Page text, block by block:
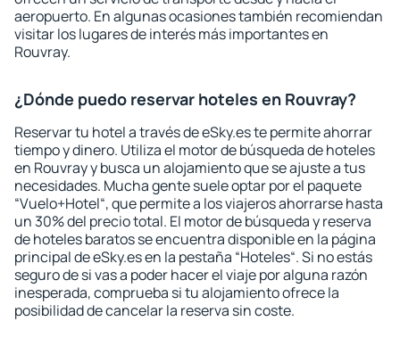
aeropuerto. En algunas ocasiones también recomiendan
visitar los lugares de interés más importantes en
Rouvray.
¿Dónde puedo reservar hoteles en Rouvray?
Reservar tu hotel a través de eSky.es te permite ahorrar
tiempo y dinero. Utiliza el motor de búsqueda de hoteles
en Rouvray y busca un alojamiento que se ajuste a tus
necesidades. Mucha gente suele optar por el paquete
“Vuelo+Hotel“, que permite a los viajeros ahorrarse hasta
un 30% del precio total. El motor de búsqueda y reserva
de hoteles baratos se encuentra disponible en la página
principal de eSky.es en la pestaña “Hoteles“. Si no estás
seguro de si vas a poder hacer el viaje por alguna razón
inesperada, comprueba si tu alojamiento ofrece la
posibilidad de cancelar la reserva sin coste.